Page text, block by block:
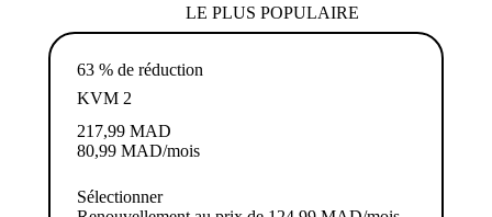
LE PLUS POPULAIRE
63 % de réduction
KVM 2
217,99 MAD
80,99 MAD/mois
Sélectionner